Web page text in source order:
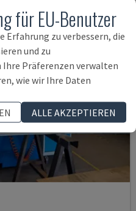
für EU-Benutzer
Erfahrung zu verbessern, die
und zu
Ihre Präferenzen verwalten
wie wir Ihre Daten
ALLE AKZEPTIEREN